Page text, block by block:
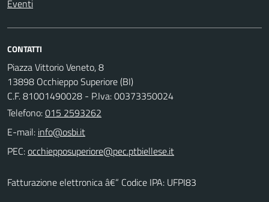
Eventi
CONTATTI
Piazza Vittorio Veneto, 8
13898 Occhieppo Superiore (BI)
C.F. 81001490028 - P.Iva: 00373350024
Telefono:015 2593262
E-mail:
PEC:
Fatturazione elettronica â€“ Codice IPA: UFPI83